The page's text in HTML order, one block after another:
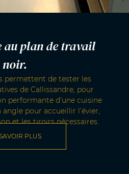
au plan de travail
noir.
permettent de tester les
de Callissandre, pour
performante d’une cuisine
pour accueillir l’évier,
et les tiroirs nécessaires.
PLUS